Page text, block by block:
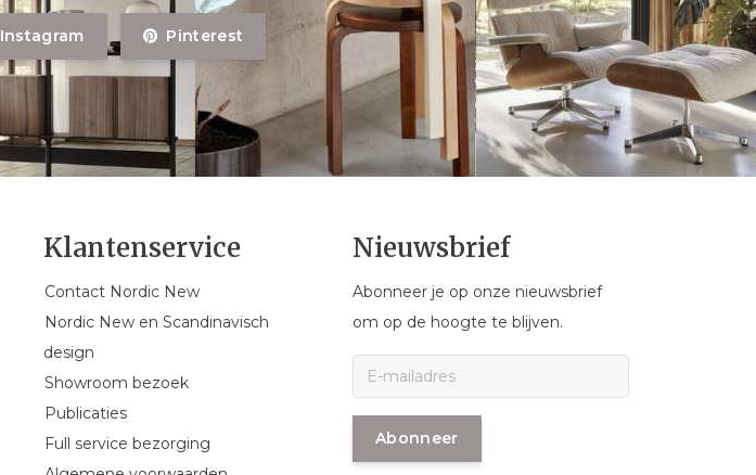
Instagram Pinterest
Klantenservice
Contact Nordic New
Nordic New en Scandinavisch
design
Showroom bezoek
Publicaties
Full service bezorging
Nieuwsbrief
Abonneer je op onze nieuwsbrief
om op de hoogte te blijven.
Abonneer